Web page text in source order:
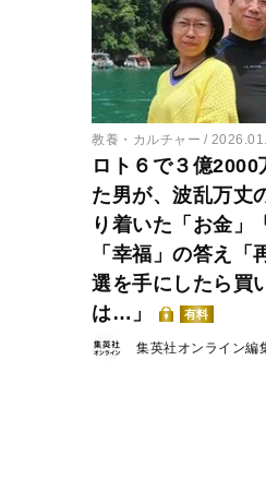
教養・カルチャー
ロト６で３億2000
た男が、波乱万丈
り着いた「お金」
「幸福」の答え「
選を手にしたら買
は…」
有料
集英社オンライン編